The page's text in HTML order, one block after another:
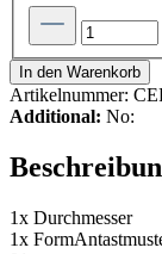
In den Warenkorb
Artikelnummer:
Additional: No:
1x Durchmesser
1x